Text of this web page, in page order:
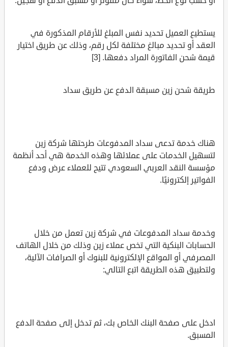
يستطيع العميل تحديد نفس المبلغ للأرقام المذكورة في
العقد أو تحديد مبالغ مختلفة لكل رقم، وذلك عن طريق اختيار
قيمة شحن الفاتورة المراد دفعها. [3]
طريقة شحن زين مسبقة الدفع عن طريق سداد
هناك خدمة تدعى سداد المدفوعات طرحتها شركة زين
لتسهيل الخدمات على عملائها وهذه الخدمة هي أحد أنظمة
مؤسسة النقد العربي السعودي تتيح للعملاء عرض ودفع
الفواتير إلكترونيًا.
وخدمة سداد المدفوعات في شركة زين تعمل من خلال
الحسابات البنكية التي تخص عملاء زين وذلك من خلال الهاتف
المصرفي أو المواقع الإلكترونية للبنوك أو الصرافات الآلية،
ولتطبيق هذه الطريقة اتبع التالي:
ادخل على صفحة البنك الخاص بك، ثم تدخل إلى صفحة الدفع
المسبق.